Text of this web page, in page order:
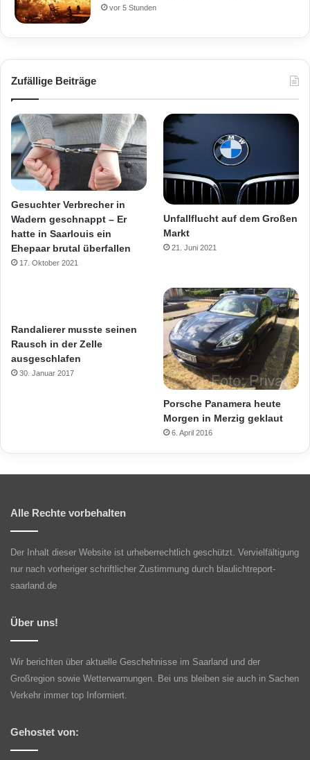
vor 5 Stunden
Zufällige Beiträge
Gesuchter Verbrecher in
Wadern geschnappt – Er
hatte in Saarlouis ein
Ehepaar brutal überfallen
17. Oktober 2021
Unfallflucht auf dem Großen
Markt
21. Juni 2021
Randalierer musste seinen
Rausch in der Zelle
ausgeschlafen
30. Januar 2017
Porsche Panamera heute
Morgen in Merzig geklaut
6. April 2016
Alle Rechte vorbehalten
Der Inhalt dieser Website ist urheberrechtlich geschützt. Vervielfältigung
nur nach vorheriger schriftlicher Zustimmung durch blaulichtreport-
saarland.de
Über uns!
Wir berichten über aktuelle Geschehnisse im Saarland und der
Großregion sowie Wetterwarnungen. Bei uns bleiben sie auch in Sachen
Verkehr immer top Informiert.
Gehostet von: